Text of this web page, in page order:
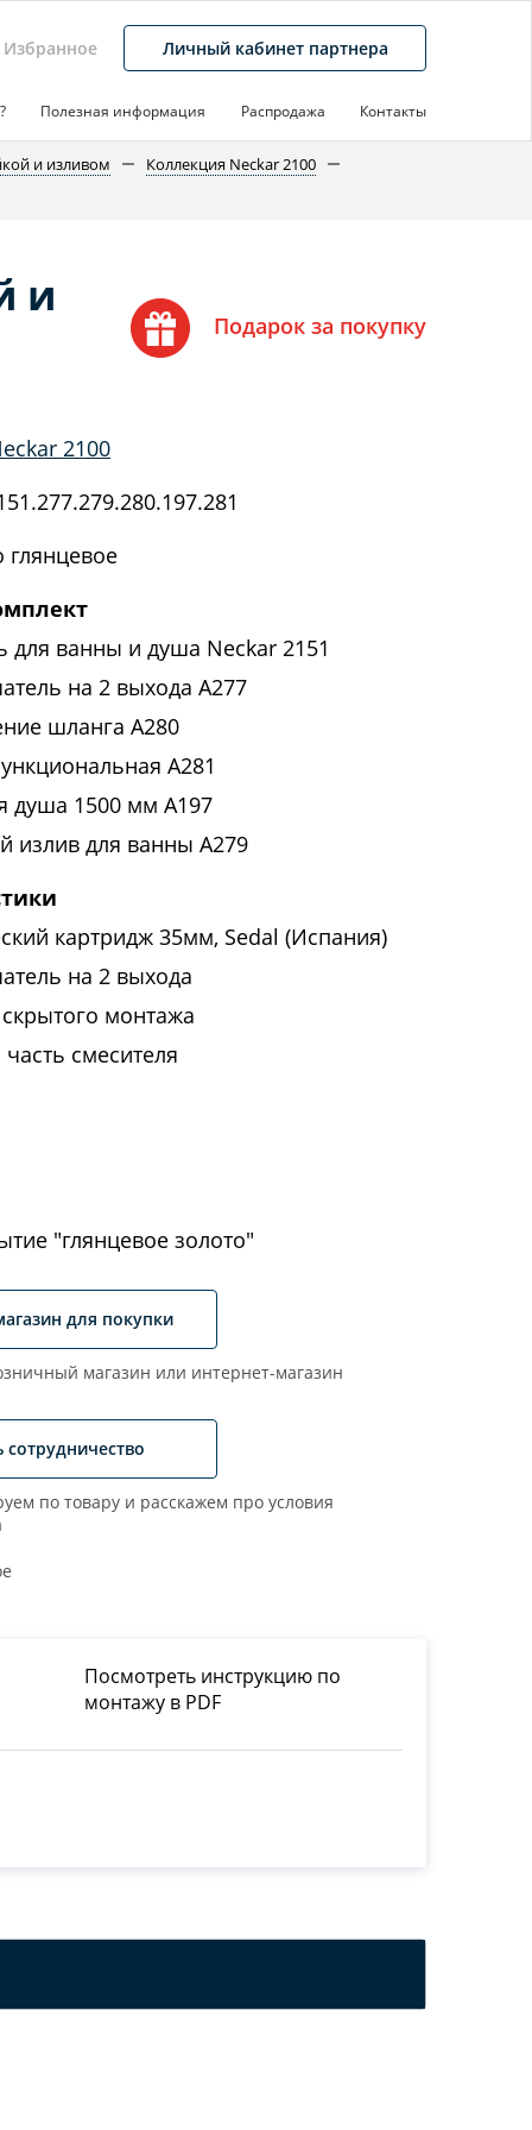
Избранное Личный кабинет партнера
Полезная информация Распродажа Контакты
и изливом Коллекция Neckar 2100
и
Подарок за покупку
2100
глянцевое
для ванны и душа Neckar 2151
на 2 выхода А277
шланга A280
A281
душа 1500 мм A197
излив для ванны A279
картридж 35мм, Sedal (Испания)
на 2 выхода
монтажа
смесителя
"глянцевое золото"
для покупки
магазин или интернет-магазин
сотрудничество
по товару и расскажем про условия
Посмотреть инструкцию по
монтажу в PDF